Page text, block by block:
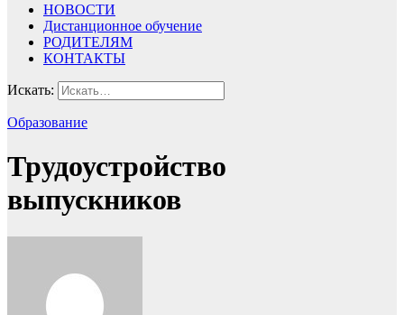
НОВОСТИ
Дистанционное обучение
РОДИТЕЛЯМ
КОНТАКТЫ
Искать:
Образование
Трудоустройство
выпускников